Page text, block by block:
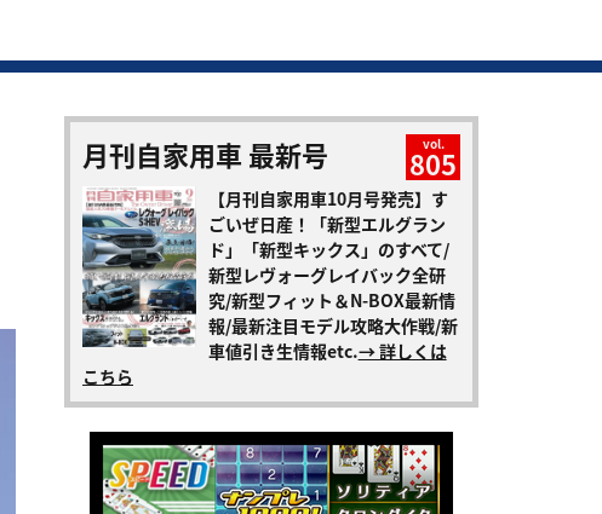
月刊自家用車 最新号 vol.
805
【月刊自家用車10月号発売】す
ごいぜ日産！「新型エルグラン
ド」「新型キックス」のすべて/
新型レヴォーグレイバック全研
究/新型フィット＆N-BOX最新情
報/最新注目モデル攻略大作戦/新
車値引き生情報etc.→ 詳しくは
こちら